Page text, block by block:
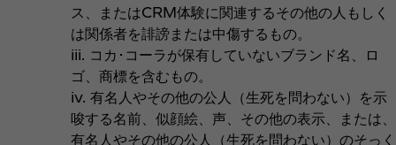
ス、またはCRM体験に関連するその他の人もしく
は関係者を誹謗または中傷するもの。
iii. コカ･コーラが保有していないブランド名、ロ
ゴ、商標を含むもの。
iv. 有名人やその他の公人（生死を問わない）を示
唆する名前、似顔絵、声、その他の表示、または、
有名人やその他の公人（生死を問わない）のそっく